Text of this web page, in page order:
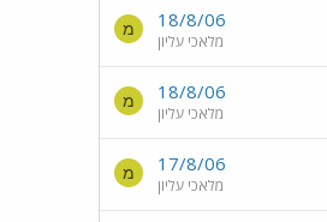
18/8/06
מלאכי עליון
מ
18/8/06
מלאכי עליון
מ
17/8/06
מלאכי עליון
מ